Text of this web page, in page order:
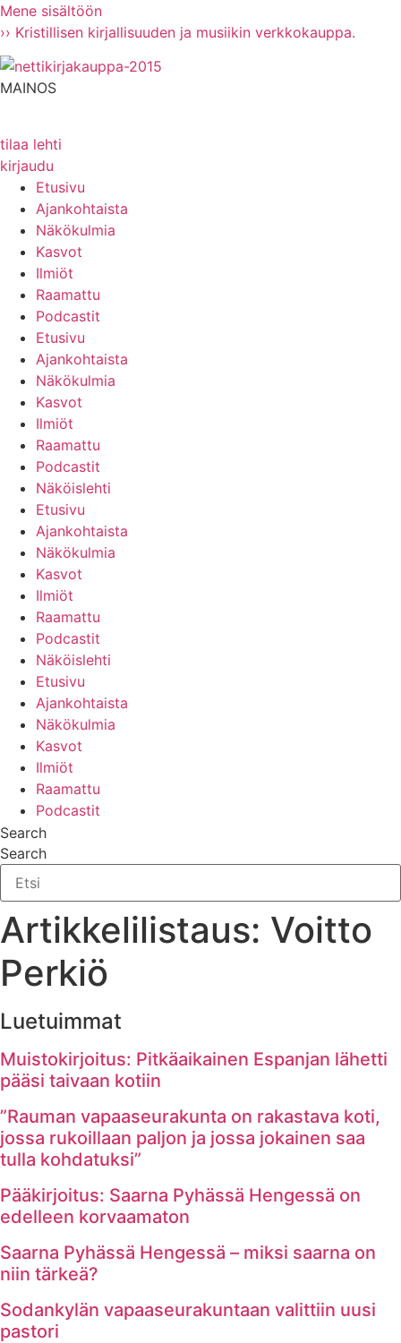
Mene sisältöön
›› Kristillisen kirjallisuuden ja musiikin verkkokauppa.
MAINOS
tilaa lehti
kirjaudu
Etusivu
Ajankohtaista
Näkökulmia
Kasvot
Ilmiöt
Raamattu
Podcastit
Etusivu
Ajankohtaista
Näkökulmia
Kasvot
Ilmiöt
Raamattu
Podcastit
Näköislehti
Etusivu
Ajankohtaista
Näkökulmia
Kasvot
Ilmiöt
Raamattu
Podcastit
Näköislehti
Etusivu
Ajankohtaista
Näkökulmia
Kasvot
Ilmiöt
Raamattu
Podcastit
Search
Search
Artikkelilistaus: Voitto
Perkiö
Luetuimmat
Muistokirjoitus: Pitkäaikainen Espanjan lähetti
pääsi taivaan kotiin
”Rauman vapaaseurakunta on rakastava koti,
jossa rukoillaan paljon ja jossa jokainen saa
tulla kohdatuksi”
Pääkirjoitus: Saarna Pyhässä Hengessä on
edelleen korvaamaton
Saarna Pyhässä Hengessä – miksi saarna on
niin tärkeä?
Sodankylän vapaaseurakuntaan valittiin uusi
pastori